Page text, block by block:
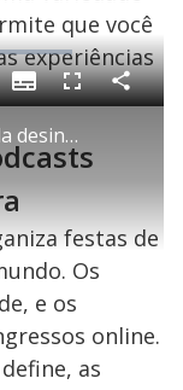
que você
experiências
Livro que aborda impactos da desinformação nas redes sociais é lançado no Rio
S
u
b
i
t
l
e
F
l
s
c
r
C
o
r
festas de
Os
e os
online.
as